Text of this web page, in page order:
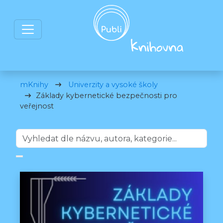
mKnihy
Univerzity a vysoké školy
Základy kybernetické bezpečnosti pro
veřejnost